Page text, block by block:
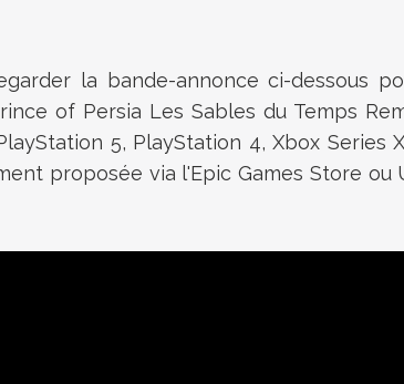
la bande-annonce ci-dessous
of Persia Les Sables du Temps
5, PlayStation 4, Xbox Series
proposée via l'Epic Games Store ou